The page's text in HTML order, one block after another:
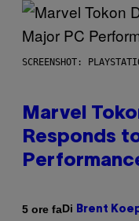
SCREENSHOT:
Marvel
Responds
5 ore faDi Brent